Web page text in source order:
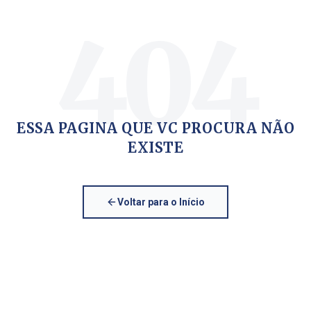
404
ESSA PAGINA QUE VC PROCURA NÃO
EXISTE
Voltar para o Início